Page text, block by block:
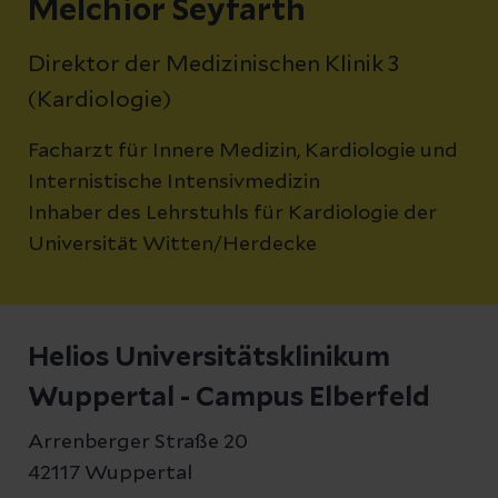
Melchior Seyfarth
Direktor der Medizinischen Klinik 3
(Kardiologie)
Facharzt für Innere Medizin, Kardiologie und
Internistische Intensivmedizin
Inhaber des Lehrstuhls für Kardiologie der
Universität Witten/Herdecke
Helios Universitätsklinikum
Wuppertal - Campus Elberfeld
Arrenberger Straße 20
42117 Wuppertal